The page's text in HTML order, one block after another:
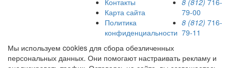
Карта сайта
Политика
конфиденциальности
79-00
8 (812) 716-
79-11
Мы используем cookies для сбора обезличенных
персональных данных. Они помогают настраивать рекламу и